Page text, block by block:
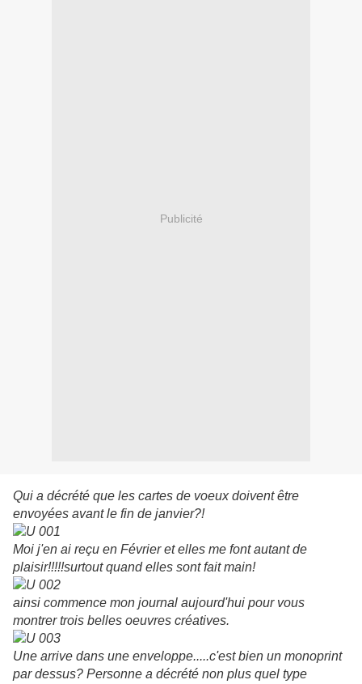
Publicité
Qui a décrété que les cartes de voeux doivent être
envoyées avant le fin de janvier?!
Moi j'en ai reçu en Février et elles me font autant de
plaisir!!!!!surtout quand elles sont fait main!
ainsi commence mon journal aujourd'hui pour vous
montrer trois belles oeuvres créatives.
Une arrive dans une enveloppe.....c'est bien un monoprint
par dessus? Personne a décrété non plus quel type